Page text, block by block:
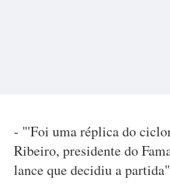
- "'Foi uma réplica do
Ribeiro, presidente do
lance que decidiu a partida"